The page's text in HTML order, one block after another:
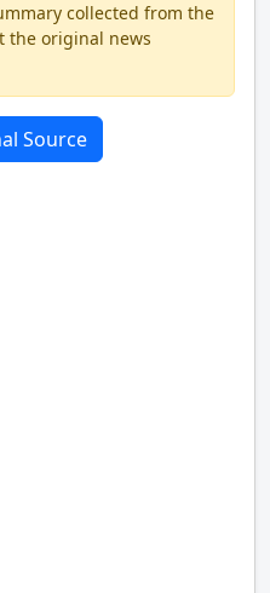
collected from the
the original news
Source